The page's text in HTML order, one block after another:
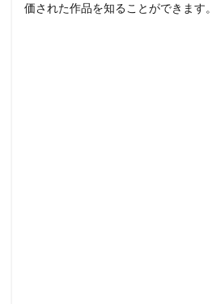
価された作品を知ることができます。